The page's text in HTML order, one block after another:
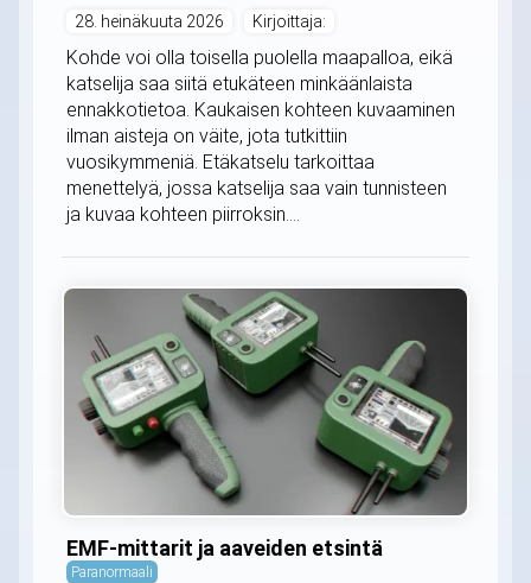
28. heinäkuuta 2026 Kirjoittaja:
Kohde voi olla toisella puolella maapalloa, eikä
katselija saa siitä etukäteen minkäänlaista
ennakkotietoa. Kaukaisen kohteen kuvaaminen
ilman aisteja on väite, jota tutkittiin
vuosikymmeniä. Etäkatselu tarkoittaa
menettelyä, jossa katselija saa vain tunnisteen
ja kuvaa kohteen piirroksin....
EMF-mittarit ja aaveiden etsintä
Paranormaali